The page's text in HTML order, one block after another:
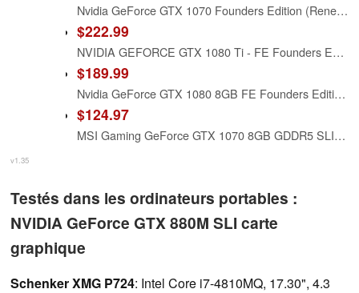
Nvidia GeForce GTX 1070 Founders Edition (Renewed)
$222.99
NVIDIA GEFORCE GTX 1080 Ti - FE Founders Edition (Renewed)
$189.99
Nvidia GeForce GTX 1080 8GB FE Founders Edition GDDR5X Video Graphics Card (Renewed)
$124.97
MSI Gaming GeForce GTX 1070 8GB GDDR5 SLI DirectX 12 VR Ready Graphics Card (GTX 1070 ARMOR 8G OC) (Renewed)
v1.35
Testés dans les ordinateurs portables :
NVIDIA GeForce GTX 880M SLI carte
graphique
Schenker XMG P724: Intel Core i7-4810MQ, 17.30", 4.3